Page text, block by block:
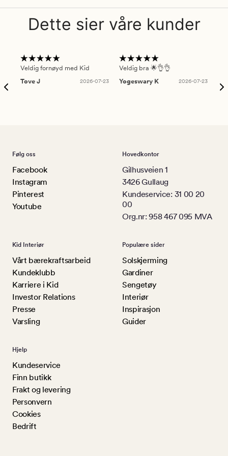
Dette sier våre kunder
Veldig fornøyd med Kid
Tove J
2026-07-23
Veldig bra 🌟👌👌
Yogeswary K
2026-07-23
Følg oss
Facebook
Instagram
Pinterest
Youtube
Hovedkontor
Gilhusveien 1
3426 Gullaug
Kundeservice: 31 00 20
00
Org.nr: 958 467 095 MVA
Kid Interiør
Vårt bærekraftsarbeid
Kundeklubb
Karriere i Kid
Investor Relations
Presse
Varsling
Populære sider
Solskjerming
Gardiner
Sengetøy
Interiør
Inspirasjon
Guider
Hjelp
Kundeservice
Finn butikk
Frakt og levering
Personvern
Cookies
Bedrift